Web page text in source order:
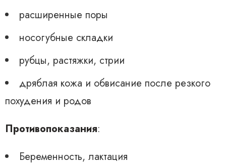
расширенные поры
носогубные складки
рубцы, растяжки, стрии
дряблая кожа и обвисание после резкого
похудения и родов
Противопоказания:
Беременность, лактация